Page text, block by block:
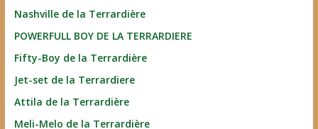
Nashville de la Terrardière
POWERFULL BOY DE LA TERRARDIERE
Fifty-Boy de la Terrardière
Jet-set de la Terrardiere
Attila de la Terrardière
Meli-Melo de la Terrardière